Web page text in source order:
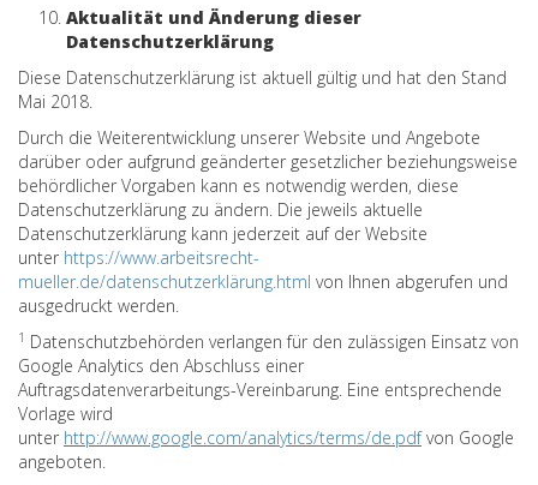
Aktualität und Änderung dieser
Datenschutzerklärung
Diese Datenschutzerklärung ist aktuell gültig und hat den Stand
Mai 2018.
Durch die Weiterentwicklung unserer Website und Angebote
darüber oder aufgrund geänderter gesetzlicher beziehungsweise
behördlicher Vorgaben kann es notwendig werden, diese
Datenschutzerklärung zu ändern. Die jeweils aktuelle
Datenschutzerklärung kann jederzeit auf der Website
unter https://www.arbeitsrecht-
mueller.de/datenschutzerklärung.html von Ihnen abgerufen und
ausgedruckt werden.
1 Datenschutzbehörden verlangen für den zulässigen Einsatz von
Google Analytics den Abschluss einer
Auftragsdatenverarbeitungs-Vereinbarung. Eine entsprechende
Vorlage wird
unter http://www.google.com/analytics/terms/de.pdfvon Google
angeboten.